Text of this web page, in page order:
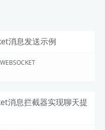
消息发送示例
WEBSOCKET
消息拦截器实现聊天提